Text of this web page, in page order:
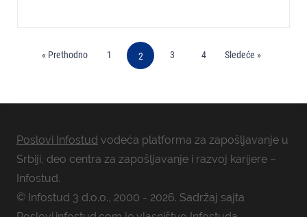
« Prethodno 1 2 3 4 Sledeće »
Poslovi Infostud vodeća platforma za zapošljavanje u
Srbiji, deo centra za zapošljavanje i razvoj karijere –
Infostud.
© Infostud 3 d.o.o., 2000 - 2026. Sadržaj sajta